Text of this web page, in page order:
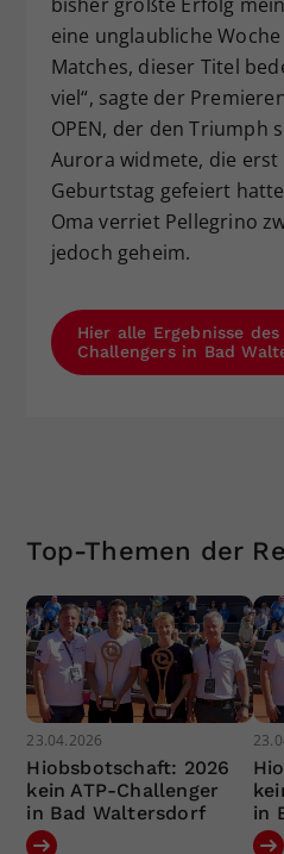
eine unglaubliche
Matches, dieser Titel
viel“, sagte der
OPEN, der den Triumph
Aurora widmete, die erst
Geburtstag gefeiert
Oma verriet Pellegrino
jedoch geheim.
Hier alle Ergebnisse des
Challengers in Bad
Top-Themen der
23.04.2026
Hiobsbotschaft: 2026
kein ATP-Challenger
in Bad Waltersdorf
in